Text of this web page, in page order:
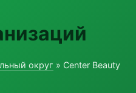
округ » Center Beauty